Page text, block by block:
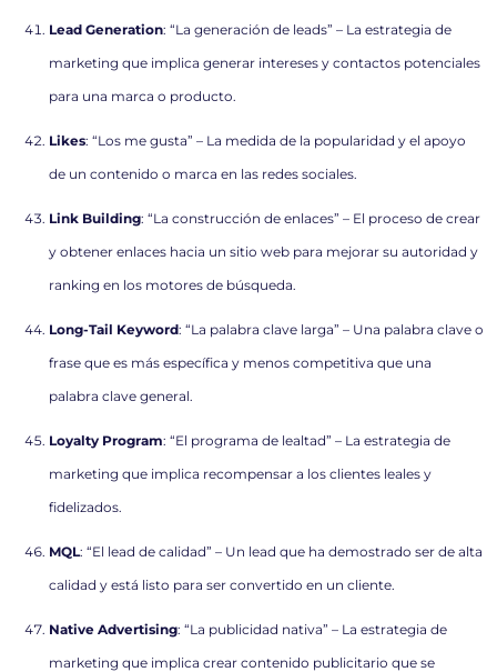
Lead Generation: “La generación de leads” – La estrategia de
marketing que implica generar intereses y contactos potenciales
para una marca o producto.
Likes: “Los me gusta” – La medida de la popularidad y el apoyo
de un contenido o marca en las redes sociales.
Link Building: “La construcción de enlaces” – El proceso de crear
y obtener enlaces hacia un sitio web para mejorar su autoridad y
ranking en los motores de búsqueda.
Long-Tail Keyword: “La palabra clave larga” – Una palabra clave o
frase que es más específica y menos competitiva que una
palabra clave general.
Loyalty Program: “El programa de lealtad” – La estrategia de
marketing que implica recompensar a los clientes leales y
fidelizados.
MQL: “El lead de calidad” – Un lead que ha demostrado ser de alta
calidad y está listo para ser convertido en un cliente.
Native Advertising: “La publicidad nativa” – La estrategia de
marketing que implica crear contenido publicitario que se